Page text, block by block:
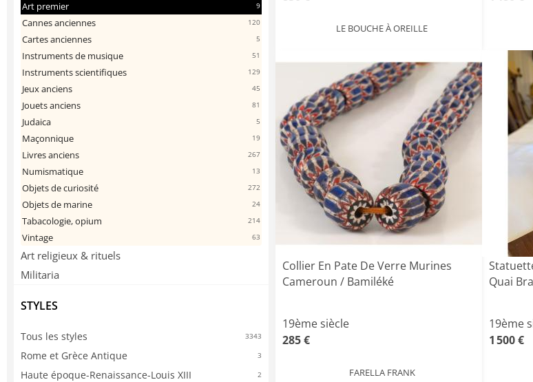
Art premier 9
Cannes anciennes 120
Cartes anciennes 5
Instruments de musique 51
Instruments scientifiques 129
Jeux anciens 45
Jouets anciens 81
Judaica 5
Maçonnique 19
Livres anciens 267
Numismatique 13
Objets de curiosité 272
Objets de marine 24
Tabacologie, opium 214
Vintage 63
Art religieux & rituels
Militaria
STYLES
Tous les styles 3343
Rome et Grèce Antique 3
Haute époque-Renaissance-Louis XIII 2
LE BOUCHE À OREILLE
Collier En Pate De Verre Murines
Cameroun / Bamiléké
19ème siècle
285 €
FARELLA FRANK
Quai
19ème
1 500 €